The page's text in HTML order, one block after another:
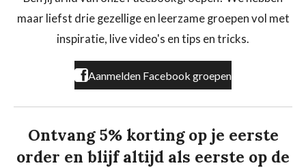
o
k
r
a
maar liefst drie gezellige en leerzame groepen vol met
inspiratie, live video's en tips en tricks.
Aanmelden Facebook groepen
Ontvang 5% korting op je eerste
order en blijf altijd als eerste op de